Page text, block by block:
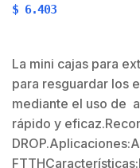
$ 6.403
La mini cajas para
para resguardar los
mediante el uso de
rápido y